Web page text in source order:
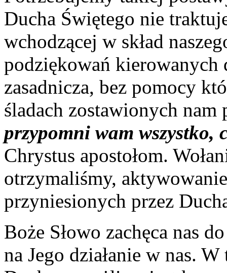
Ducha Świętego nie
wchodzącej w skład
podziękowań kierowanych
zasadnicza, bez pomocy
śladach zostawionych nam
przypomni wam wszystko,
Chrystus apostołom.
otrzymaliśmy,
przyniesionych przez
Boże Słowo zachęca nas
na Jego działanie w nas.